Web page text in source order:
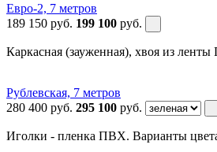
Евро-2, 7 метров
189 150 руб. 199 100 руб.
Каркасная (зауженная), хвоя из
Рублевская, 7 метров
280 400 руб. 295 100 руб.
Иголки - пленка ПВХ. Варианты